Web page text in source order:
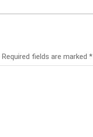
Required fields are marked *